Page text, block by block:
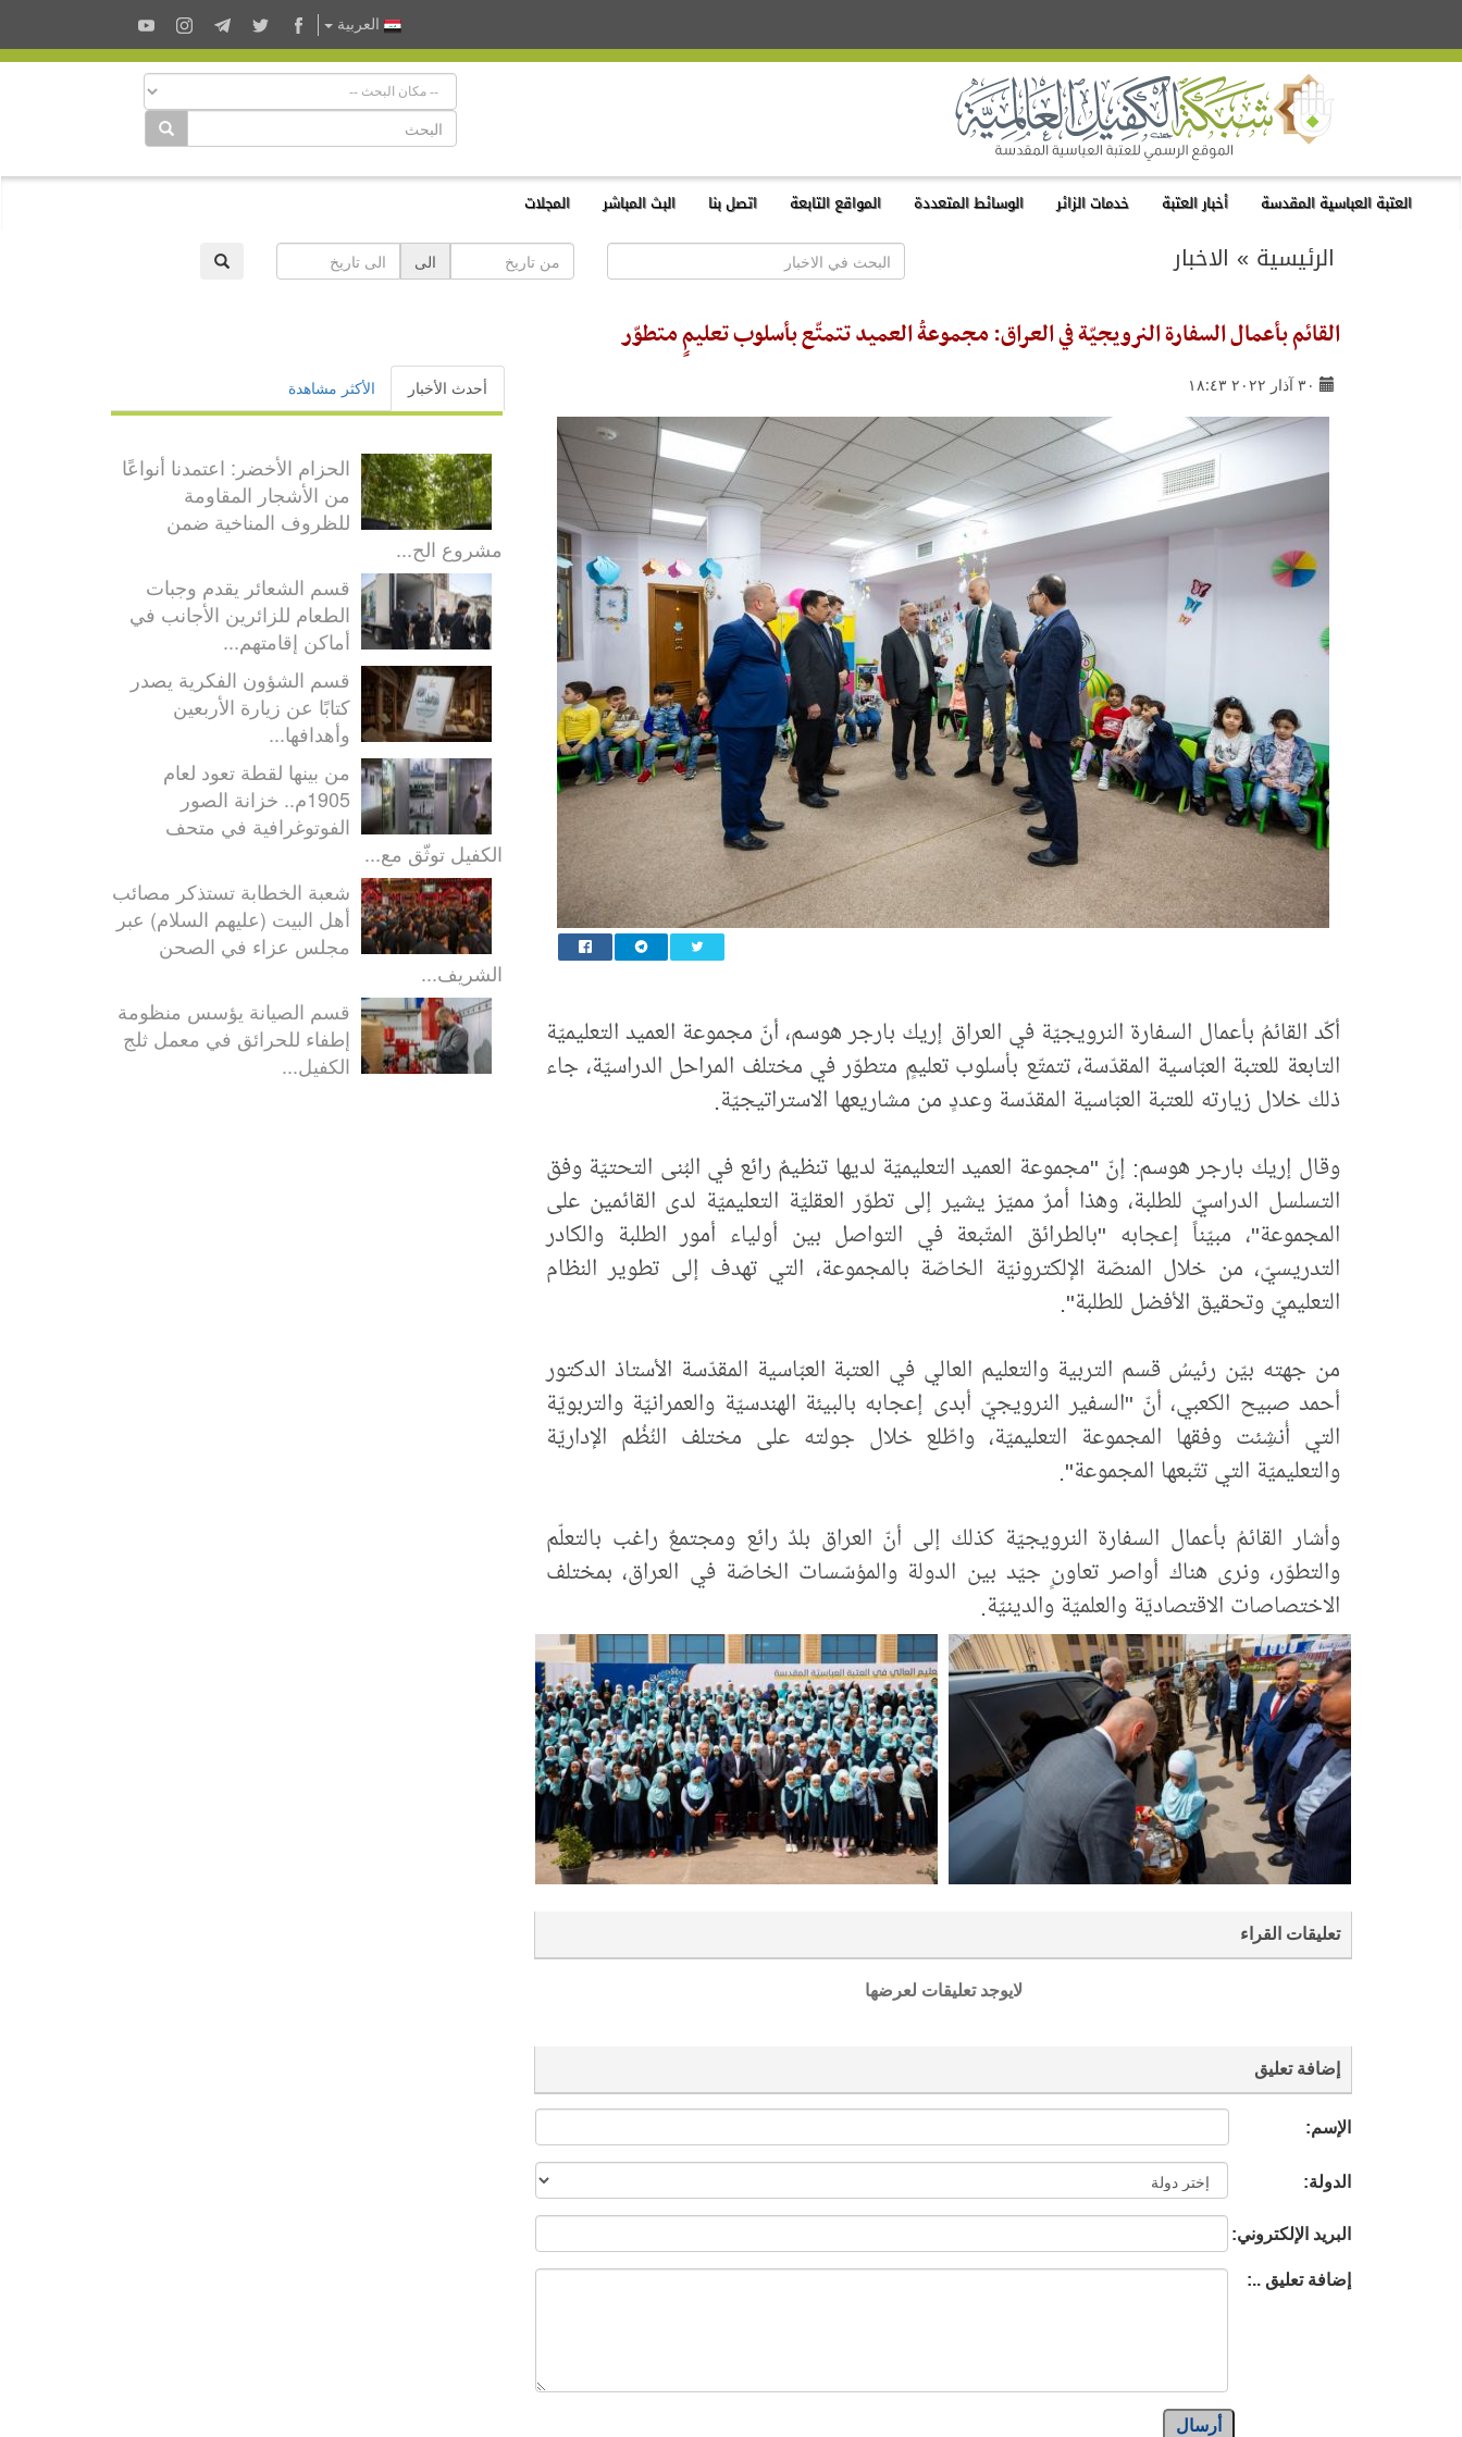
العربية
العتبة العباسية المقدسة أخبار العتبة خدمات الزائر الوسائط المتعددة المواقع التابعة اتصل بنا البث المباشر المجلات
الرئيسية » الاخبار الى
القائم بأعمال السفارة النرويجيّة في العراق: مجموعةُ العميد تتمتّع بأسلوب تعليمٍ متطوّر
٣٠ آذار ٢٠٢٢ ١٨:٤٣
أكّد القائمُ بأعمال السفارة النرويجيّة في العراق إريك بارجر هوسم، أنّ مجموعة العميد التعليميّة
التابعة للعتبة العبّاسية المقدّسة، تتمتّع بأسلوب تعليمٍ متطوّر في مختلف المراحل الدراسيّة، جاء
ذلك خلال زيارته للعتبة العبّاسية المقدّسة وعددٍ من مشاريعها الاستراتيجيّة.
وقال إريك بارجر هوسم: إنّ "مجموعة العميد التعليميّة لديها تنظيمٌ رائع في البُنى التحتيّة وفق
التسلسل الدراسيّ للطلبة، وهذا أمرٌ مميّز يشير إلى تطوّر العقليّة التعليميّة لدى القائمين على
المجموعة"، مبيّناً إعجابه "بالطرائق المتّبعة في التواصل بين أولياء أمور الطلبة والكادر
التدريسيّ، من خلال المنصّة الإلكترونيّة الخاصّة بالمجموعة، التي تهدف إلى تطوير النظام
التعليميّ وتحقيق الأفضل للطلبة".
من جهته بيّن رئيسُ قسم التربية والتعليم العالي في العتبة العبّاسية المقدّسة الأستاذ الدكتور
أحمد صبيح الكعبي، أنّ "السفير النرويجيّ أبدى إعجابه بالبيئة الهندسيّة والعمرانيّة والتربويّة
التي أُنشِئت وفقها المجموعة التعليميّة، واطّلع خلال جولته على مختلف النُظُم الإداريّة
والتعليميّة التي تتّبعها المجموعة".
وأشار القائمُ بأعمال السفارة النرويجيّة كذلك إلى أنّ العراق بلدٌ رائع ومجتمعٌ راغب بالتعلّم
والتطوّر، ونرى هناك أواصر تعاونٍ جيّد بين الدولة والمؤسّسات الخاصّة في العراق، بمختلف
الاختصاصات الاقتصاديّة والعلميّة والدينيّة.
تعليقات القراء
لايوجد تعليقات لعرضها
إضافة تعليق
الإسم:
الدولة:
البريد الإلكتروني:
إضافة تعليق ..:
أرسال
أحدث الأخبار الأكثر مشاهدة
الحزام الأخضر: اعتمدنا أنواعًا
من الأشجار المقاومة
للظروف المناخية ضمن
مشروع الح...
قسم الشعائر يقدم وجبات
الطعام للزائرين الأجانب في
أماكن إقامتهم...
قسم الشؤون الفكرية يصدر
كتابًا عن زيارة الأربعين
وأهدافها...
من بينها لقطة تعود لعام
1905م.. خزانة الصور
الفوتوغرافية في متحف
الكفيل توثّق مع...
شعبة الخطابة تستذكر مصائب
أهل البيت (عليهم السلام) عبر
مجلس عزاء في الصحن
الشريف...
قسم الصيانة يؤسس منظومة
إطفاء للحرائق في معمل ثلج
الكفيل...